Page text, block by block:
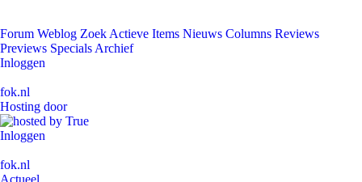
Forum Weblog Zoek Actieve Items Nieuws Columns Reviews
Previews Specials Archief
Inloggen
fok.nl
Hosting door
Inloggen
fok.nl
Actueel